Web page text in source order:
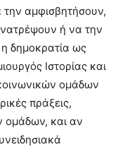
αμφισβητήσουν,
ή να την
δημοκρατία ως
Ιστορίας και
ομάδων
πράξεις,
ομάδων, και αν